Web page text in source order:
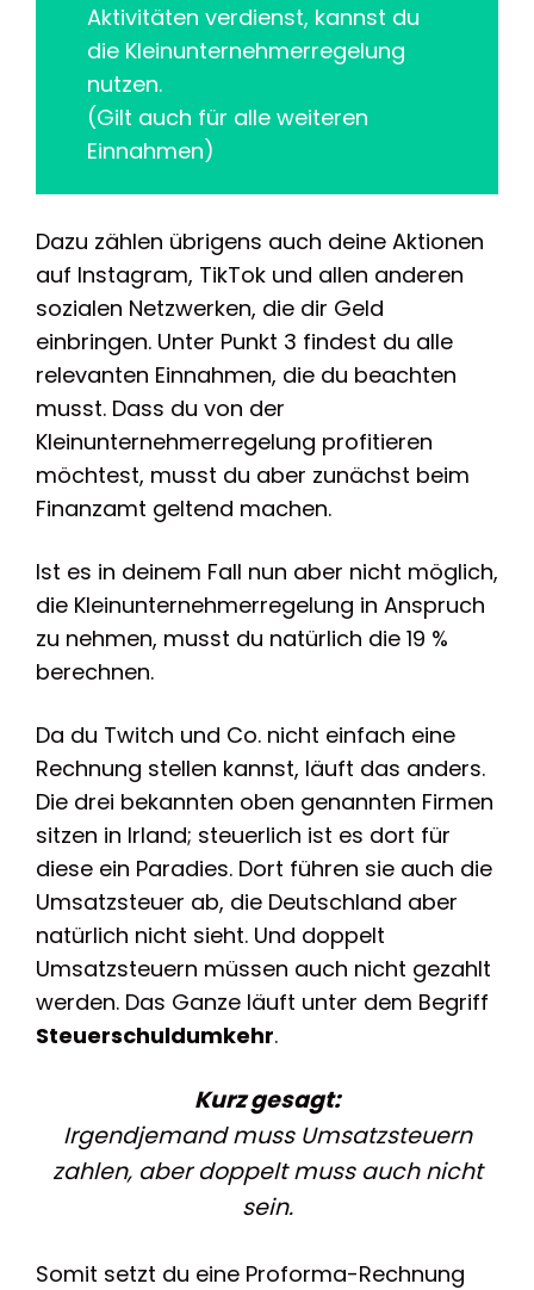
Aktivitäten verdienst, kannst du
die Kleinunternehmerregelung
nutzen.
(Gilt auch für alle weiteren
Einnahmen)
Dazu zählen übrigens auch deine Aktionen
auf Instagram, TikTok und allen anderen
sozialen Netzwerken, die dir Geld
einbringen. Unter Punkt 3 findest du alle
relevanten Einnahmen, die du beachten
musst. Dass du von der
Kleinunternehmerregelung profitieren
möchtest, musst du aber zunächst beim
Finanzamt geltend machen.
Ist es in deinem Fall nun aber nicht möglich,
die Kleinunternehmerregelung in Anspruch
zu nehmen, musst du natürlich die 19 %
berechnen.
Da du Twitch und Co. nicht einfach eine
Rechnung stellen kannst, läuft das anders.
Die drei bekannten oben genannten Firmen
sitzen in Irland; steuerlich ist es dort für
diese ein Paradies. Dort führen sie auch die
Umsatzsteuer ab, die Deutschland aber
natürlich nicht sieht. Und doppelt
Umsatzsteuern müssen auch nicht gezahlt
werden. Das Ganze läuft unter dem Begriff
Steuerschuldumkehr.
Kurz gesagt:
Irgendjemand muss Umsatzsteuern
zahlen, aber doppelt muss auch nicht
sein.
Somit setzt du eine Proforma-Rechnung